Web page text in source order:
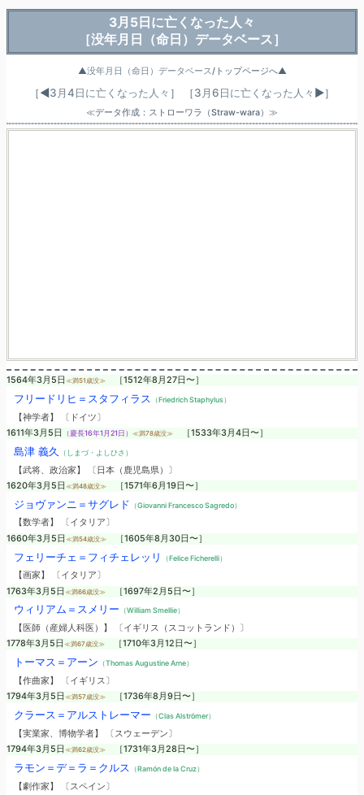
3月5日に亡くなった人々
［没年月日（命日）データベース］
▲没年月日（命日）データベース/トップページへ▲
［◀3月4日に亡くなった人々 ］ ［3月6日に亡くなった人々 ▶］
≪データ作成：ストローワラ（Straw-wara）≫
1564年3月5日 ≪満51歳没≫ ［1512年8月27日〜］
フリードリヒ＝スタフィラス （Friedrich Staphylus）
【神学者】 〔ドイツ〕
1611年3月5日
（慶長16年1月21日） ≪満78歳没≫ ［1533年3月4日〜］
島津 義久 （しまづ・よしひさ）
【武将、政治家】 〔日本（鹿児島県）〕
1620年3月5日 ≪満48歳没≫ ［1571年6月19日〜］
ジョヴァンニ＝サグレド （Giovanni Francesco Sagredo）
【数学者】 〔イタリア〕
1660年3月5日 ≪満54歳没≫ ［1605年8月30日〜］
フェリーチェ＝フィチェレッリ （Felice Ficherelli）
【画家】 〔イタリア〕
1763年3月5日 ≪満66歳没≫ ［1697年2月5日〜］
ウィリアム＝スメリー （William Smellie）
【医師（産婦人科医）】 〔イギリス（スコットランド）〕
1778年3月5日 ≪満67歳没≫ ［1710年3月12日〜］
トーマス＝アーン （Thomas Augustine Arne）
【作曲家】 〔イギリス〕
1794年3月5日 ≪満57歳没≫ ［1736年8月9日〜］
クラース＝アルストレーマー （Clas Alströmer）
【実業家、博物学者】 〔スウェーデン〕
1794年3月5日 ≪満62歳没≫ ［1731年3月28日〜］
ラモン＝デ＝ラ＝クルス （Ramón de la Cruz）
【劇作家】 〔スペイン〕